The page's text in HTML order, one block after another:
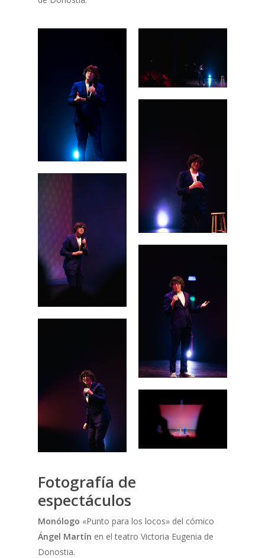
Fotografía de
espectáculos
Monólogo «Punto para los locos» del cómico
Ángel Martín en el teatro Victoria Eugenia de
Donostia.